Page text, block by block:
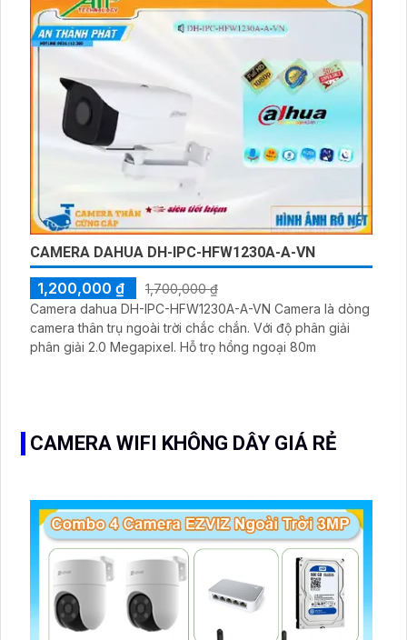
CAMERA DAHUA DH-IPC-HFW1230A-A-VN
1,200,000 ₫
1,700,000 ₫
Camera dahua DH-IPC-HFW1230A-A-VN Camera là dòng
camera thân trụ ngoài trời chắc chắn. Với độ phân giải
phân giải 2.0 Megapixel. Hỗ trọ hồng ngoại 80m
CAMERA WIFI KHÔNG DÂY GIÁ RẺ